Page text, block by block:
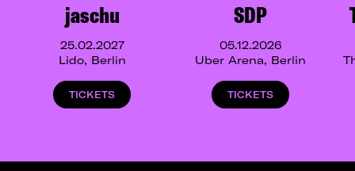
jaschu
25.02.2027
Lido, Berlin
TICKETS
SDP
05.12.2026
Uber Arena, Berlin
TICKETS